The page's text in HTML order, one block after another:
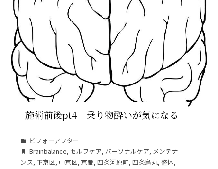
施術前後pt4 乗り物酔いが気になる
ビフォーアフター
Brainbalance, セルフケア, パーソナルケア, メンテナ
ンス, 下京区,中京区,京都,四条河原町,四条烏丸,整体,